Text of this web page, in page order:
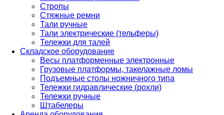
Стропы
Стяжные ремни
Тали ручные
Тали электрические (тельферы)
Тележки для талей
Складское оборудование
Весы платформенные электронные
Грузовые платформы, такелажные ломы
Подъемные столы ножничного типа
Тележки гидравлические (рохли)
Тележки ручные
Штабелеры